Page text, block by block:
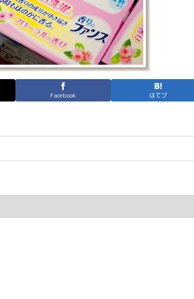
Facebook はてブ